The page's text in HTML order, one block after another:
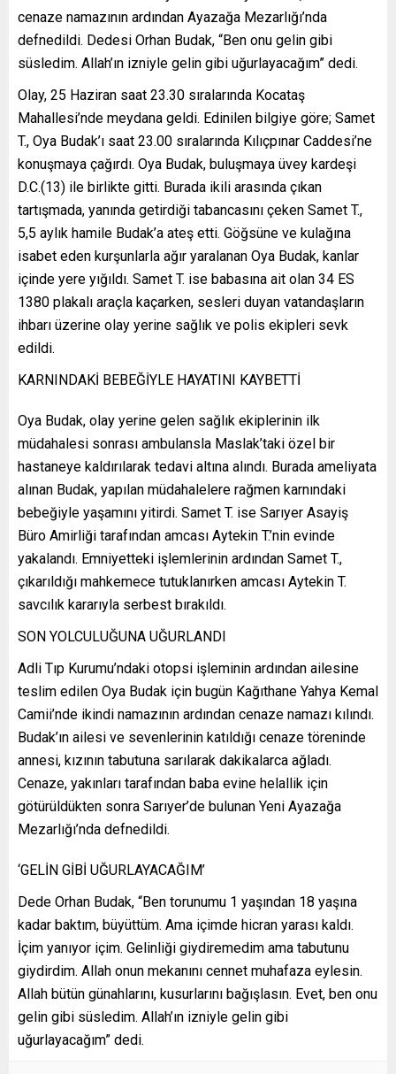
cenaze namazının ardından Ayazağa Mezarlığı’nda
defnedildi. Dedesi Orhan Budak, “Ben onu gelin gibi
süsledim. Allah’ın izniyle gelin gibi uğurlayacağım” dedi.
Olay, 25 Haziran saat 23.30 sıralarında Kocataş
Mahallesi’nde meydana geldi. Edinilen bilgiye göre; Samet
T., Oya Budak’ı saat 23.00 sıralarında Kılıçpınar Caddesi’ne
konuşmaya çağırdı. Oya Budak, buluşmaya üvey kardeşi
D.C.(13) ile birlikte gitti. Burada ikili arasında çıkan
tartışmada, yanında getirdiği tabancasını çeken Samet T.,
5,5 aylık hamile Budak’a ateş etti. Göğsüne ve kulağına
isabet eden kurşunlarla ağır yaralanan Oya Budak, kanlar
içinde yere yığıldı. Samet T. ise babasına ait olan 34 ES
1380 plakalı araçla kaçarken, sesleri duyan vatandaşların
ihbarı üzerine olay yerine sağlık ve polis ekipleri sevk
edildi.
KARNINDAKİ BEBEĞİYLE HAYATINI KAYBETTİ
Oya Budak, olay yerine gelen sağlık ekiplerinin ilk
müdahalesi sonrası ambulansla Maslak’taki özel bir
hastaneye kaldırılarak tedavi altına alındı. Burada ameliyata
alınan Budak, yapılan müdahalelere rağmen karnındaki
bebeğiyle yaşamını yitirdi. Samet T. ise Sarıyer Asayiş
Büro Amirliği tarafından amcası Aytekin T.’nin evinde
yakalandı. Emniyetteki işlemlerinin ardından Samet T.,
çıkarıldığı mahkemece tutuklanırken amcası Aytekin T.
savcılık kararıyla serbest bırakıldı.
SON YOLCULUĞUNA UĞURLANDI
Adli Tıp Kurumu’ndaki otopsi işleminin ardından ailesine
teslim edilen Oya Budak için bugün Kağıthane Yahya Kemal
Camii’nde ikindi namazının ardından cenaze namazı kılındı.
Budak’ın ailesi ve sevenlerinin katıldığı cenaze töreninde
annesi, kızının tabutuna sarılarak dakikalarca ağladı.
Cenaze, yakınları tarafından baba evine helallik için
götürüldükten sonra Sarıyer’de bulunan Yeni Ayazağa
Mezarlığı’nda defnedildi.
‘GELİN GİBİ UĞURLAYACAĞIM’
Dede Orhan Budak, “Ben torunumu 1 yaşından 18 yaşına
kadar baktım, büyüttüm. Ama içimde hicran yarası kaldı.
İçim yanıyor içim. Gelinliği giydiremedim ama tabutunu
giydirdim. Allah onun mekanını cennet muhafaza eylesin.
Allah bütün günahlarını, kusurlarını bağışlasın. Evet, ben onu
gelin gibi süsledim. Allah’ın izniyle gelin gibi
uğurlayacağım” dedi.